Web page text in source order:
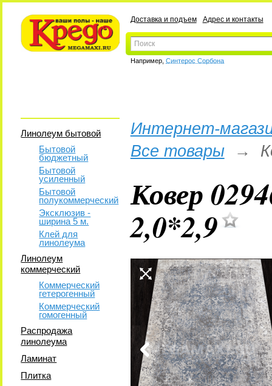
Доставка и подъем Адрес и контакты
Например, Синтерос Сорбона
Линолеум бытовой
Бытовой
бюджетный
Бытовой
усиленный
Бытовой
полукоммерческий
Эксклюзив -
ширина 5 м.
Клей для
линолеума
Линолеум
коммерческий
Коммерческий
гетерогенный
Коммерческий
гомогенный
Распродажа
линолеума
Ламинат
Плитка
Интернет-
Все товары→
Ковер
2,0*2,9